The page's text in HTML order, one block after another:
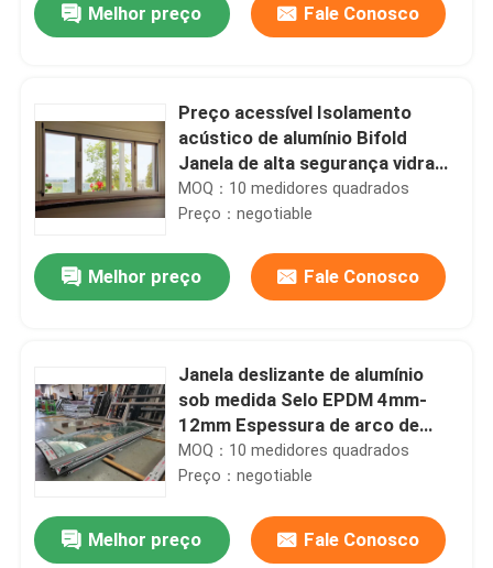
Casa
vídeos
Melhor preço Fale Conosco
Preço acessível Isolamento
acústico de alumínio Bifold
Janela de alta segurança vidrado
duplo
MOQ：10 medidores quadrados
Preço：negotiable
Melhor preço Fale Conosco
Janela deslizante de alumínio
sob medida Selo EPDM 4mm-
12mm Espessura de arco de
vidro deslizante liso
MOQ：10 medidores quadrados
Preço：negotiable
Melhor preço Fale Conosco